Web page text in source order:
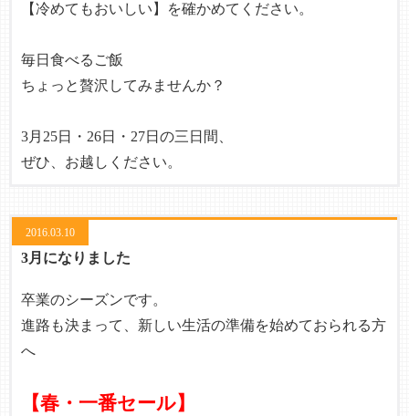
【冷めてもおいしい】を確かめてください。
毎日食べるご飯
ちょっと贅沢してみませんか？
3月25日・26日・27日の三日間、
ぜひ、お越しください。
2016.03.10
3月になりました
卒業のシーズンです。
進路も決まって、新しい生活の準備を始めておられる方
へ
【春・一番セール】